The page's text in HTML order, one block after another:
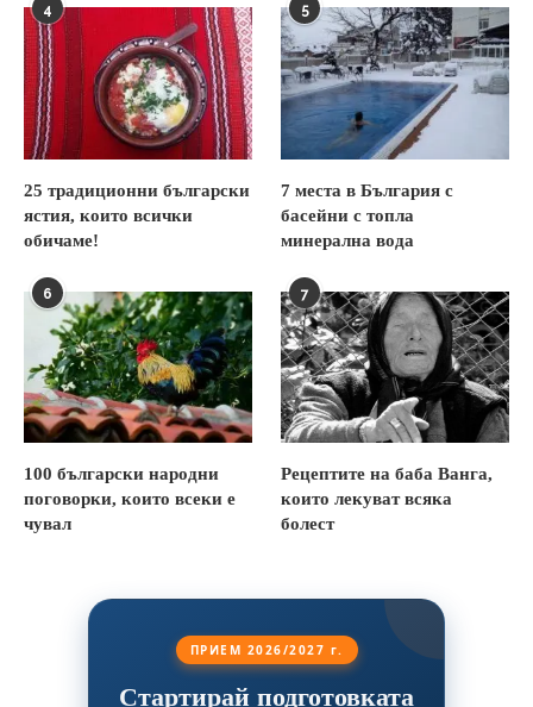
4
25 традиционни български
ястия, които всички
обичаме!
5
7 места в България с
басейни с топла
минерална вода
6
100 български народни
поговорки, които всеки е
чувал
7
Рецептите на баба Ванга,
които лекуват всяка
болест
ПРИЕМ 2026/2027 г.
Стартирай подготовката